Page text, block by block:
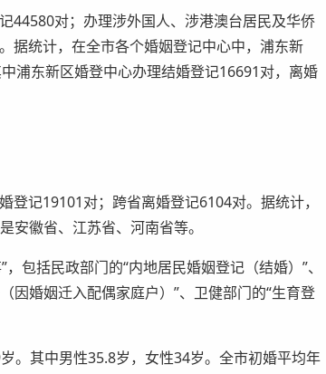
44580对；办理涉外国人、涉港澳台居民及华侨
据统计，在全市各个婚姻登记中心中，浦东新
浦东新区婚登中心办理结婚登记16691对，离婚
记19101对；跨省离婚登记6104对。据统计，
安徽省、江苏省、河南省等。
包括民政部门的“内地居民婚姻登记（结婚）”、
因婚姻迁入配偶家庭户）”、卫健部门的“生育登
。其中男性35.8岁，女性34岁。全市初婚平均年